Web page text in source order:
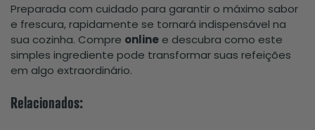
Preparada com cuidado para garantir o máximo sabor
e frescura, rapidamente se tornará indispensável na
sua cozinha. Compre online e descubra como este
simples ingrediente pode transformar suas refeições
em algo extraordinário.
Relacionados: